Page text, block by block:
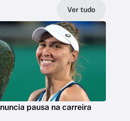
Ver tudo
pausa na carreira